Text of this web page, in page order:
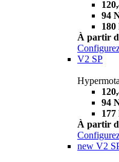
94
180
À partir
V2 SP
94
177
À partir
new V2